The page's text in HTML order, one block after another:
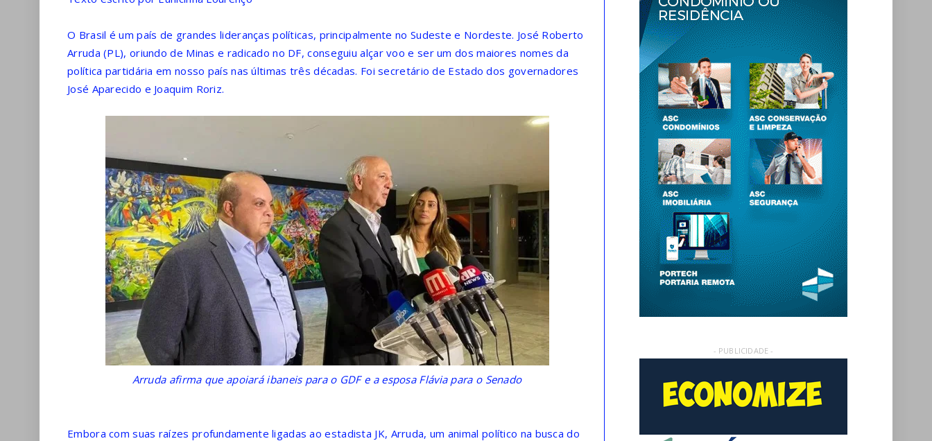
O Brasil é um país de grandes lideranças políticas, principalmente no Sudeste e Nordeste. José Roberto
Arruda (PL), oriundo de Minas e radicado no DF, conseguiu alçar voo e ser um dos maiores nomes da
política partidária em nosso país nas últimas três décadas. Foi secretário de Estado dos governadores
José Aparecido e Joaquim Roriz.
Arruda afirma que apoiará ibaneis para o GDF e a esposa Flávia para o Senado
Embora com suas raízes profundamente ligadas ao estadista JK, Arruda, um animal político na busca do
- PUBLICIDADE -